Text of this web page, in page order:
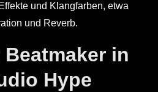
und Klangfarben, etwa
und Reverb.
in
Hype